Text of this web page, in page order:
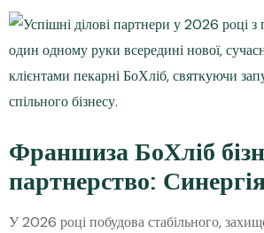
Франшиза БоХліб
партнерство:
У 2026 році побудова стабільного,